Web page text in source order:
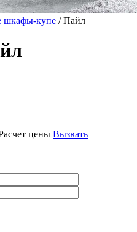
шкафы-купе / Пайл
цены Вызвать